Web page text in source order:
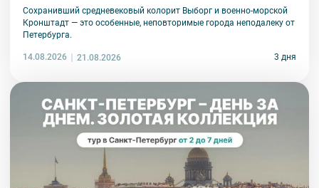
Сохранивший средневековый колорит Выборг и военно-морской
Кронштадт — это особенные, неповторимые города неподалеку от
Петербурга.
14.08.2026 21.08.2026 3 дня